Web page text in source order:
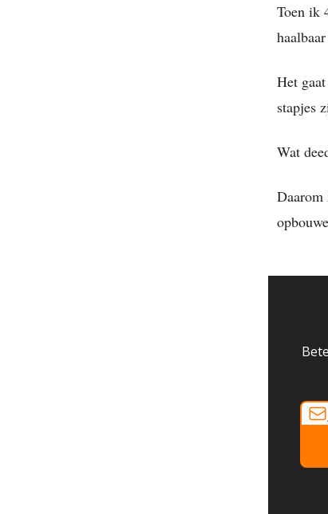
Toen ik
Het
stapjes
Wat
Daarom